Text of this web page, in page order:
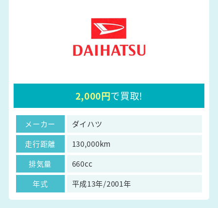
2,000円で買取!
メーカー
ダイハツ
走行距離
130,000km
排気量
660cc
年式
平成13年/2001年